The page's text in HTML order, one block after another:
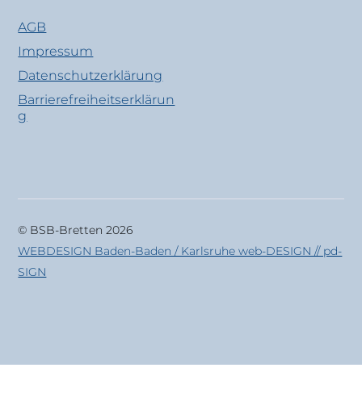
AGB
Impressum
Datenschutzerklärung
Barrierefreiheitserklärun
g
© BSB-Bretten 2026
WEBDESIGN Baden-Baden / Karlsruhe web-DESIGN // pd-
SIGN